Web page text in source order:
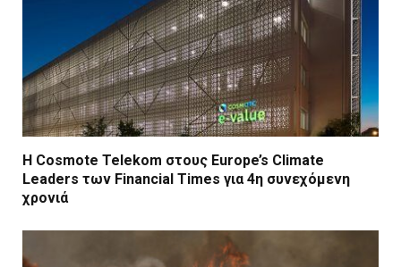
Η Cosmote Telekom στους Europe’s Climate
Leaders των Financial Times για 4η συνεχόμενη
χρονιά